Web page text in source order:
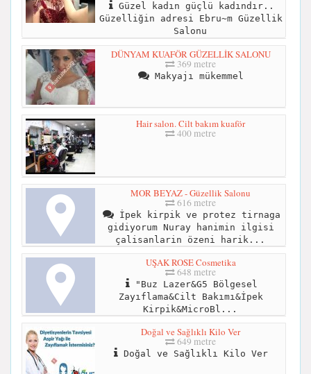
Güzel kadın güçlü kadındır..
Güzelliğin adresi Ebru~m Güzellik
Salonu
DÜNYAM KUAFÖR GÜZELLİK SALONU
369 metre
Makyajı mükemmel
Hair salon. Cilt bakım kuaför
400 metre
MOR BEYAZ - Güzellik Salonu
616 metre
İpek kirpik ve protez tirnaga
gidiyorum Nuray hanimin ilgisi
çalisanlarin özeni harik...
UŞAK ROSE Cosmetika
648 metre
"Buz Lazer&G5 Bölgesel
Zayıflama&Cilt Bakımı&İpek
Kirpik&MicroBl...
Doğal ve Sağlıklı Kilo Ver
649 metre
Doğal ve Sağlıklı Kilo Ver